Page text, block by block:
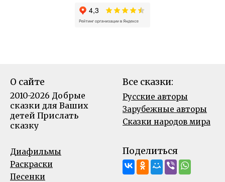
О сайте
2010-2026 Добрые
сказки для Ваших
детей Прислать
сказку
Все сказки:
Русские авторы
Зарубежные авторы
Сказки народов мира
Диафильмы
Раскраски
Песенки
Поделиться